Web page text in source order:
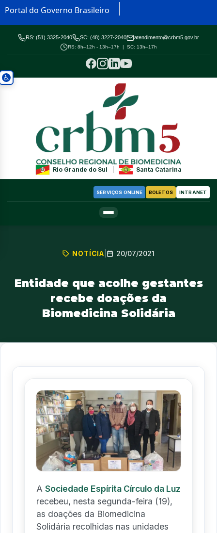
Portal do Governo Brasileiro
RS: (51) 3325-2040 SC: (48) 3227-2040 atendimento@crbm5.gov.br
RS: 8h–12h - 13h–17h | SC: 13h–17h
Rio Grande do Sul Santa Catarina
SERVIÇOS ONLINE BOLETOS INTRANET
NOTÍCIA 20/07/2021
Entidade que acolhe gestantes
recebe doações da
Biomedicina Solidária
A Sociedade Espírita Círculo da Luz
recebeu, nesta segunda-feira (19),
as doações da Biomedicina
Solidária recolhidas nas unidades